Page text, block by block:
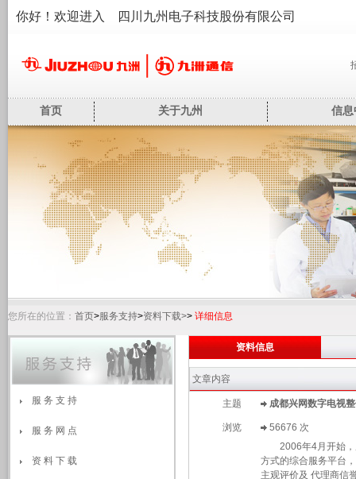
你好！欢迎进入 四川九州电子科技股份有限公司
首页 关于九州 信
您所在的位置： 首页>服务支持>资料下载>> 详细信息
服 务 支 持
服 务 网 点
资 料 下 载
资料信息
文章内容
主题 成都兴网数字电视
浏览
56676 次
2006年4月开始，
方式的综合服务平台
主观评价及 代理商信